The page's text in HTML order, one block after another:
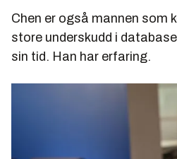
Chen er også mannen som
store underskudd i
sin tid. Han har erfaring.